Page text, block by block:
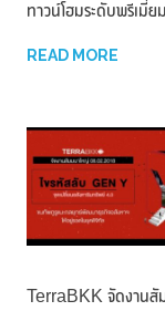
ทาวน์โฮมระดับพรีเมี่
READ MORE
TerraBKK จัดงานสั